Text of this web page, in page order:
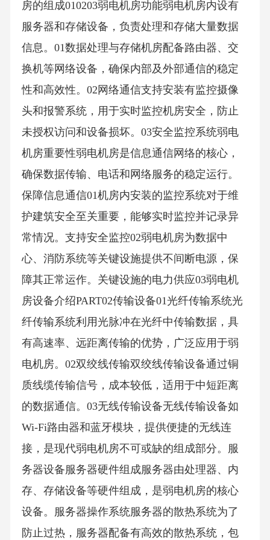
房的组成010203弱电机房功能弱电机房内设有
服务器和存储设备，负责处理和存储大量数据
信息。01数据处理与存储机房配备路由器、交
换机等网络设备，确保内部及外部通信的稳定
性和高效性。02网络通信支持安装有监控摄像
头和报警系统，用于实时监控机房安全，防止
未授权访问和设备损坏。03安全监控系统弱电
机房重要性弱电机房是信息通信网络的核心，
确保数据传输、电话和网络服务的稳定运行。
保障信息通信01机房内安装的监控系统对于维
护建筑安全至关重要，能够实时监控并记录异
常情况。支持安全监控02弱电机房为数据中
心、消防系统等关键设施提供不间断电源，保
障其正常运作。关键设施的电力供应03弱电机
房设备介绍PART02传输设备01光纤传输系统光
纤传输系统利用光脉冲在光纤中传输数据，具
有高速率、远距离传输的优势，广泛应用于弱
电机房。02双绞线传输双绞线传输设备通过铜
质线缆传输信号，成本较低，适用于中短距离
的数据通信。03无线传输设备无线传输设备如
Wi-Fi路由器和蓝牙模块，提供便捷的无线连
接，是现代弱电机房不可或缺的组成部分。服
务器设备服务器硬件组成服务器由处理器、内
存、存储设备等硬件组成，是弱电机房的核心
设备。服务器操作系统服务器的散热系统为了
防止过热，服务器配备有高效的散热系统，包